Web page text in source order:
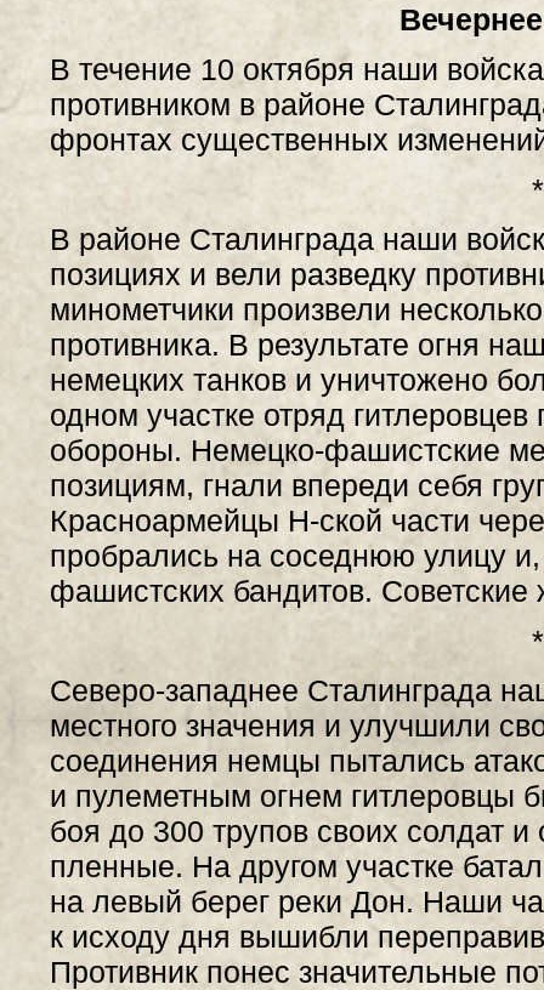
В течение 10 октября наши
противником в районе
фронтах существенных
В районе Сталинграда наши
позициях и вели разведку
минометчики произвели
противника. В результате огня
немецких танков и уничтожено
одном участке отряд
обороны. Немецко-фашистские
позициям, гнали впереди себя
Красноармейцы Н-ской части
пробрались на соседнюю улицу
фашистских бандитов.
Северо-западнее Сталинграда
местного значения и улучшили
соединения немцы пытались
и пулеметным огнем гитлеровцы
боя до 300 трупов своих солдат
пленные. На другом участке
на левый берег реки Дон. Наши
к исходу дня вышибли
Противник понес значительные